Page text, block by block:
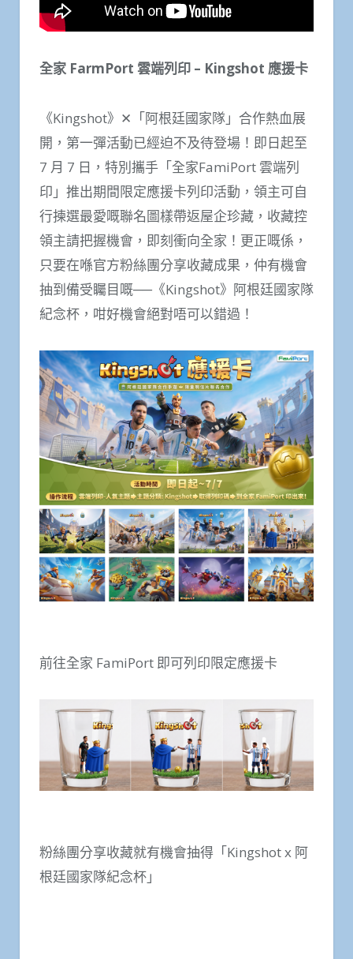
全家 FarmPort 雲端列印 – Kingshot 應援卡
《Kingshot》✕「阿根廷國家隊」合作熱血展
開，第一彈活動已經迫不及待登場！即日起至
7 月 7 日，特別攜手「全家FamiPort 雲端列
印」推出期間限定應援卡列印活動，領主可自
行揀選最愛嘅聯名圖樣帶返屋企珍藏，收藏控
領主請把握機會，即刻衝向全家！更正嘅係，
只要在喺官方粉絲團分享收藏成果，仲有機會
抽到備受矚目嘅──《Kingshot》阿根廷國家隊
紀念杯，咁好機會絕對唔可以錯過！
前往全家 FamiPort 即可列印限定應援卡
粉絲團分享收藏就有機會抽得「Kingshot x 阿
根廷國家隊紀念杯」